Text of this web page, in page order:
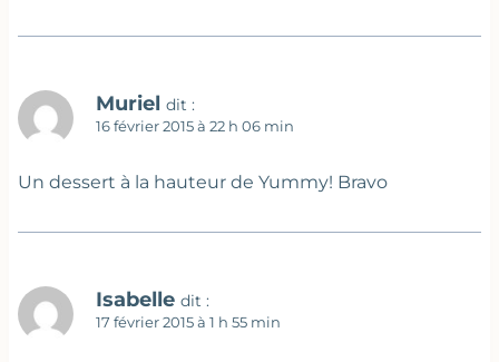
Muriel dit :
16 février 2015 à 22 h 06 min
Un dessert à la hauteur de Yummy! Bravo
Isabelle dit :
17 février 2015 à 1 h 55 min